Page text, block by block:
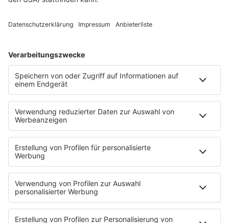
Trance
Podcast
Pop Crimes
The Story / Loveparade
90er Kids mit Oli.P
YouTube
90s90s DE:CODED
Musik
News